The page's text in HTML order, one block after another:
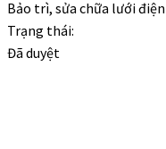
Bảo trì, sửa chữa lưới điện
Trạng thái:
Đã duyệt